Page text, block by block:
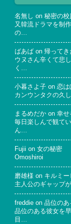
名無し on 秘密の校
又韓流ドラマを制
の…
ばあば on 帰って
ウヌさん辛くて悲
く…
小暮さよ子 on 恋は
カンウンタクの久
まるめだか on 幸せ
毎日楽しんで観て
ん…
Fujii on 女の秘密
Omoshiroi
磨雄様 on キルミ
主人公のギャップ
freddie on 品位のあ
品位のある彼女を
目…